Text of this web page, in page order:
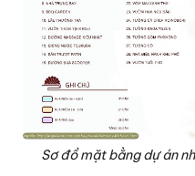
Sơ đồ mặt bằng dự án